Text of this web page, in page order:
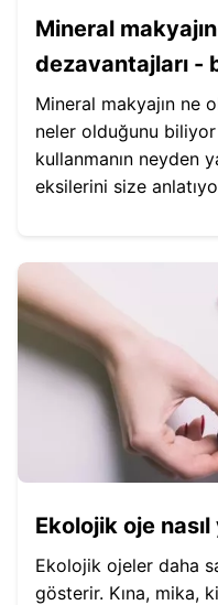
Mineral
dezavantajları -
Mineral makyajın ne
neler olduğunu biliyor
kullanmanın neyden
eksilerini size
Ekolojik oje
Ekolojik ojeler daha
gösterir. Kına, mika,